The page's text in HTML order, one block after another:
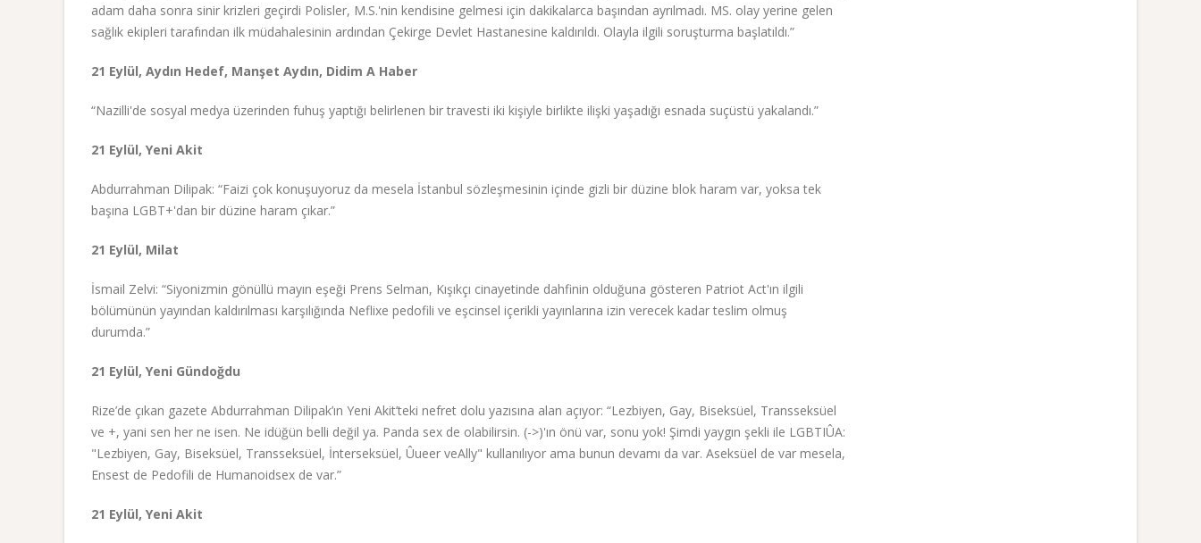
adam daha sonra sinir krizleri geçirdi Polisler, M.S.'nin kendisine gelmesi için dakikalarca başından ayrılmadı. MS. olay yerine gelen
sağlık ekipleri tarafından ilk müdahalesinin ardından Çekirge Devlet Hastanesine kaldırıldı. Olayla ilgili soruşturma başlatıldı.”
21 Eylül, Aydın Hedef, Manşet Aydın, Didim A Haber
“Nazilli'de sosyal medya üzerinden fuhuş yaptığı belirlenen bir travesti iki kişiyle birlikte ilişki yaşadığı esnada suçüstü yakalandı.”
21 Eylül, Yeni Akit
Abdurrahman Dilipak: “Faizi çok konuşuyoruz da mesela İstanbul sözleşmesinin içinde gizli bir düzine blok haram var, yoksa tek
başına LGBT+'dan bir düzine haram çıkar.”
21 Eylül, Milat
İsmail Zelvi: “Siyonizmin gönüllü mayın eşeği Prens Selman, Kışıkçı cinayetinde dahfinin olduğuna gösteren Patriot Act'ın ilgili
bölümünün yayından kaldırılması karşılığında Neflixe pedofili ve eşcinsel içerikli yayınlarına izin verecek kadar teslim olmuş
durumda.”
21 Eylül, Yeni Gündoğdu
Rize’de çıkan gazete Abdurrahman Dilipak’ın Yeni Akit’teki nefret dolu yazısına alan açıyor: “Lezbiyen, Gay, Biseksüel, Transseksüel
ve +, yani sen her ne isen. Ne idüğün belli değil ya. Panda sex de olabilirsin. (->)'ın önü var, sonu yok! Şimdi yaygın şekli ile LGBTIÛA:
"Lezbiyen, Gay, Biseksüel, Transseksüel, İnterseksüel, Ûueer veAlly" kullanılıyor ama bunun devamı da var. Aseksüel de var mesela,
Ensest de Pedofili de Humanoidsex de var.”
21 Eylül, Yeni Akit